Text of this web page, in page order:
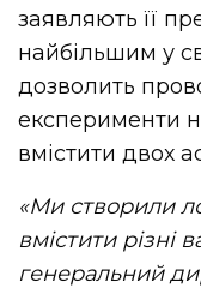
заявляють її
найбільшим у
дозволить
експерименти
вмістити двох
«Ми створили
вмістити різні
генеральний